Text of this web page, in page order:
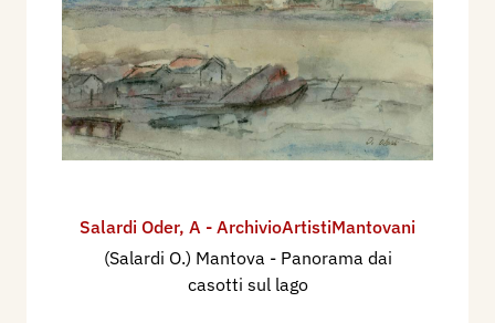
Salardi Oder, A - ArchivioArtistiMantovani
(Salardi O.) Mantova - Panorama dai
casotti sul lago